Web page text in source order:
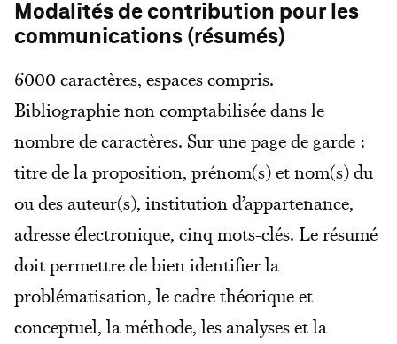
Modalités de contribution pour les
communications (résumés)
6000 caractères, espaces compris.
Bibliographie non comptabilisée dans le
nombre de caractères. Sur une page de garde :
titre de la proposition, prénom(s) et nom(s) du
ou des auteur(s), institution d’appartenance,
adresse électronique, cinq mots-clés. Le résumé
doit permettre de bien identifier la
problématisation, le cadre théorique et
conceptuel, la méthode, les analyses et la